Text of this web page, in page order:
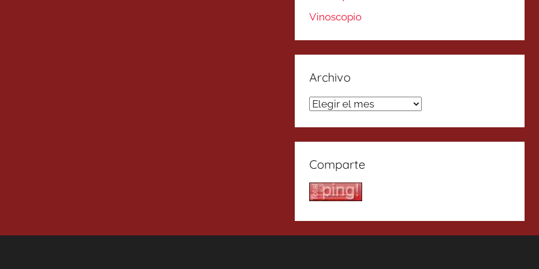
Vinoscopio
Archivo
Archivo
Comparte